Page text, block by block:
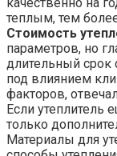
теплым, тем
Стоимость
параметров, но
длительный срок
под влиянием
факторов,
Если утеплитель
только
Материалы для